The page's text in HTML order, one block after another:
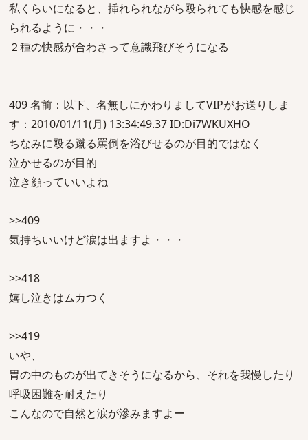
私くらいになると、挿れられながら殴られても快感を感じ
られるように・・・
２種の快感が合わさって意識飛びそうになる
409 名前：以下、名無しにかわりましてVIPがお送りしま
す：2010/01/11(月) 13:34:49.37 ID:Di7WKUXHO
ちなみに殴る蹴る罵倒を浴びせるのが目的ではなく
泣かせるのが目的
泣き顔っていいよね
>>409
気持ちいいけど涙は出ますよ・・・
>>418
嬉し泣きはムカつく
>>419
いや、
胃の中のものが出てきそうになるから、それを我慢したり
呼吸困難を耐えたり
こんなので自然と涙が滲みますよー